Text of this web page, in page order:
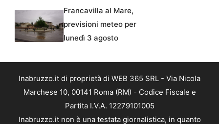
Francavilla al Mare,
previsioni meteo per
lunedì 3 agosto
Inabruzzo.it di proprietà di WEB 365 SRL - Via Nicola
Marchese 10, 00141 Roma (RM) - Codice Fiscale e
Partita I.V.A. 12279101005
Inabruzzo.it non è una testata giornalistica, in quanto